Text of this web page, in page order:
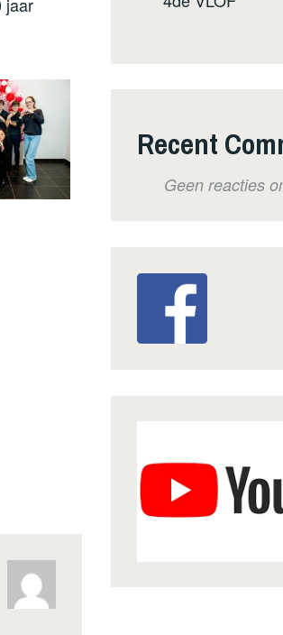
Recent
Geen reacties